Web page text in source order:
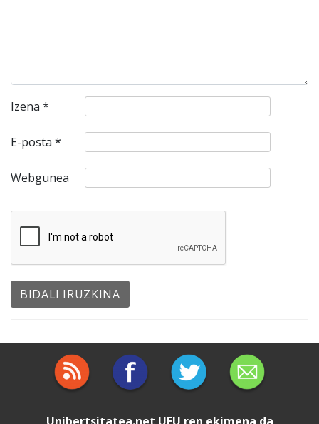
Izena *
E-posta *
Webgunea